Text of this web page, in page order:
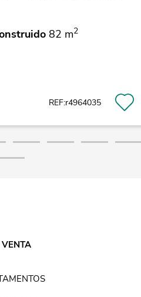
82 m2
REF:r4964035
VENTA